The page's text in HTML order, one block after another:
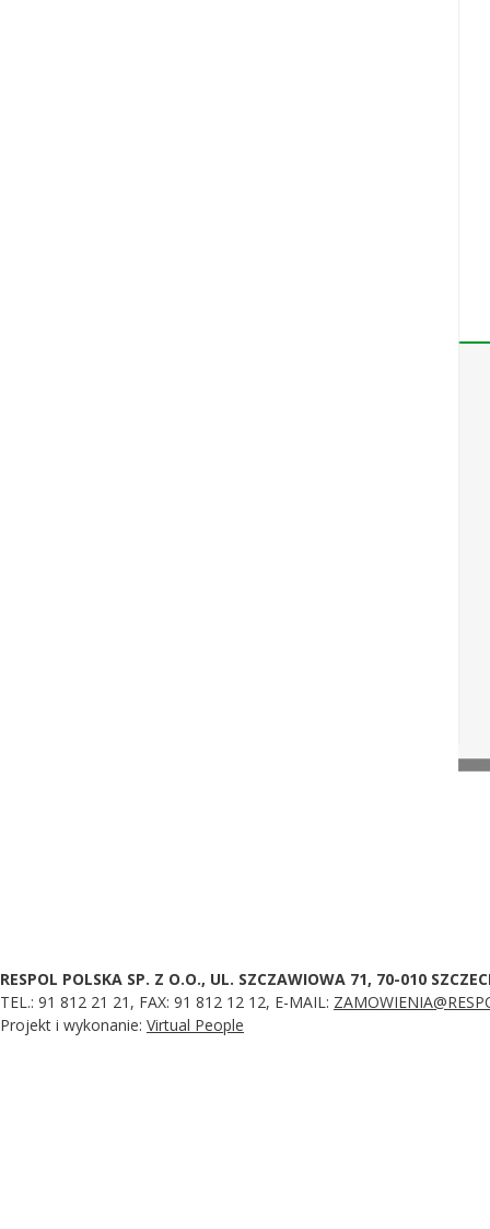
RESPOL POLSKA SP. Z O.O., UL. SZCZAWIOWA 71, 70-010
TEL.: 91 812 21 21, FAX: 91 812 12 12, E-MAIL:
Projekt i wykonanie: Virtual People